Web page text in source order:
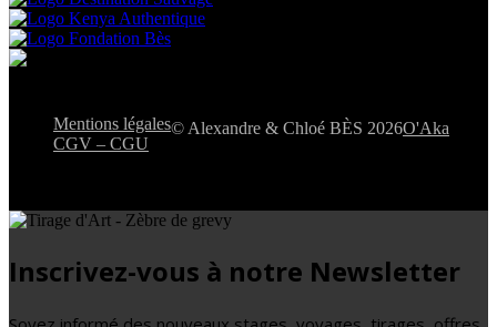
Mentions légales
CGV – CGU
© Alexandre & Chloé BÈS 2026O'Aka
Inscrivez-vous à notre Newsletter